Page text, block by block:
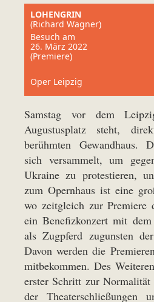
LOHENGRIN
(Richard Wagner)
Besuch am
26. März 2022
(Premiere)
Oper Leipzig
Samstag vor dem
Augustusplatz steht,
berühmten Gewandhaus.
sich versammelt, um
Ukraine zu protestieren,
zum Opernhaus ist eine
wo zeitgleich zur Premiere
ein Benefizkonzert mit
als Zugpferd zugunsten
Davon werden die
mitbekommen. Des
erster Schritt zur
der Theaterschließungen